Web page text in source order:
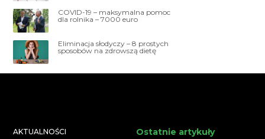
COVID-19 – maksymalna pomoc
dla rolnika – 7000 euro
Eliminacja słodyczy – 8 prostych
sposobów na zdrowszą dietę
AKTUALNOŚCI
Ostatnie artykuły